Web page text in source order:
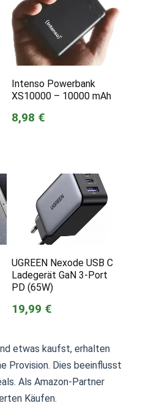
Intenso Powerbank
XS10000 – 10000 mAh
8,98 €
UGREEN Nexode USB C
Ladegerät GaN 3-Port
PD (65W)
19,99 €
etwas kaufst, erhalten
Provision. Dies beeinflusst
Als Amazon-Partner
Käufen.